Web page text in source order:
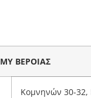
ΒΕΡΟΙΑΣ
Κομνηνών 30-32,